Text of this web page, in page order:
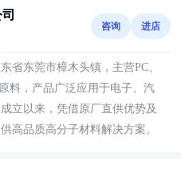
咨询 进店
省东莞市樟木头镇，主营PC、
料，产品广泛应用于电子、汽
立以来，凭借原厂直供优势及
高品质高分子材料解决方案。